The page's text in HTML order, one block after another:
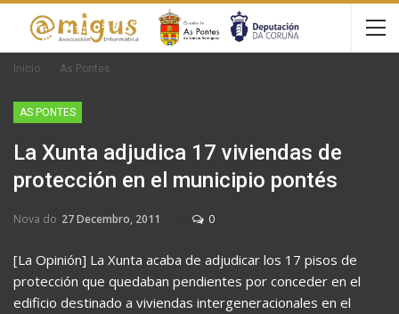
Inicio As Pontes
AS PONTES
La Xunta adjudica 17 viviendas de
protección en el municipio pontés
Nova do 27 Decembro, 2011 0
[La Opinión] La Xunta acaba de adjudicar los 17 pisos de
protección que quedaban pendientes por conceder en el
edificio destinado a viviendas intergeneracionales en el